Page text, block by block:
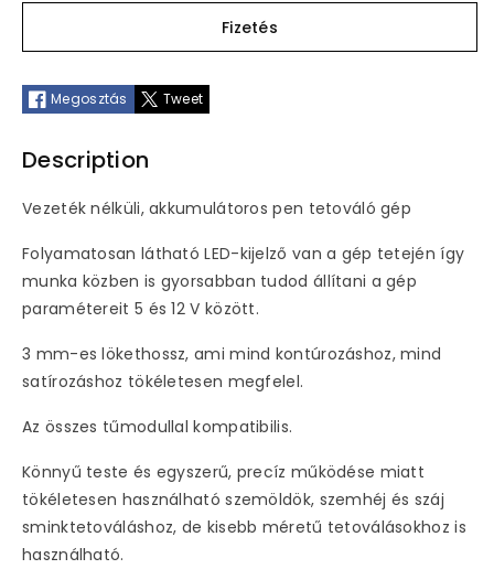
Tour
Siya
Pen
tetoválógép
mennyiségének
csökkentése
Tour
Siya
Pen
tetoválógép
mennyiségének
növelése
Fizetés
Megosztás Tweet
Description
Vezeték nélküli, akkumulátoros pen tetováló gép
Folyamatosan látható LED-kijelző van a gép tetején így
munka közben is gyorsabban tudod állítani a gép
paramétereit 5 és 12 V között.
3 mm-es lökethossz, ami mind kontúrozáshoz, mind
satírozáshoz tökéletesen megfelel.
Az összes tűmodullal kompatibilis.
Könnyű teste és egyszerű, precíz működése miatt
tökéletesen használható szemöldök, szemhéj és száj
sminktetováláshoz, de kisebb méretű tetoválásokhoz is
használható.